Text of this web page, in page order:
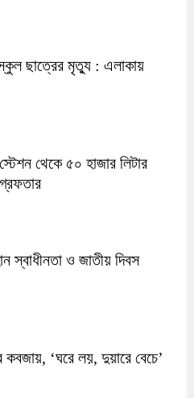
ছাত্রের মৃত্যু : এলাকায়
থেকে ৫০ হাজার লিটার
স্বাধীনতা ও জাতীয় দিবস
কবজায়, ‘ঘরে লয়, দুয়ারে বেচে’